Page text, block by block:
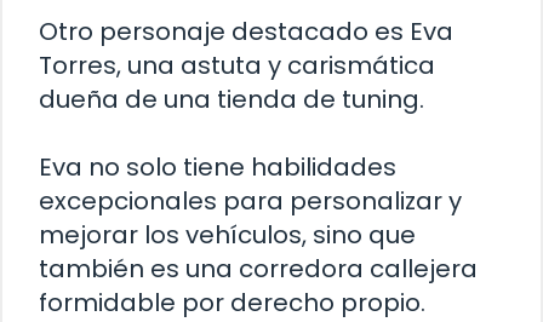
Otro personaje destacado es Eva
Torres, una astuta y carismática
dueña de una tienda de tuning.
Eva no solo tiene habilidades
excepcionales para personalizar y
mejorar los vehículos, sino que
también es una corredora callejera
formidable por derecho propio.